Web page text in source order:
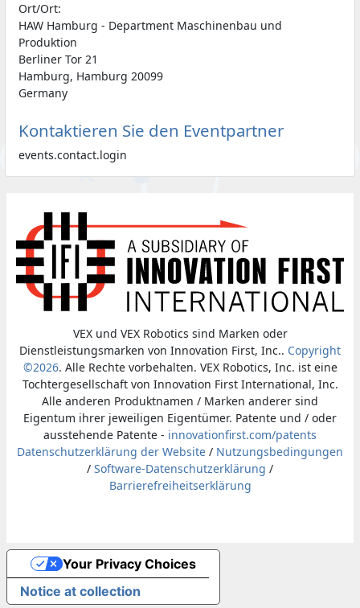
Ort/Ort:
HAW Hamburg - Department Maschinenbau und
Produktion
Berliner Tor 21
Hamburg, Hamburg 20099
Germany
Kontaktieren Sie den Eventpartner
events.contact.login
VEX und VEX Robotics sind Marken oder
Dienstleistungsmarken von Innovation First, Inc.. Copyright
©2026. Alle Rechte vorbehalten. VEX Robotics, Inc. ist eine
Tochtergesellschaft von Innovation First International, Inc.
Alle anderen Produktnamen / Marken anderer sind
Eigentum ihrer jeweiligen Eigentümer. Patente und / oder
ausstehende Patente - innovationfirst.com/patents
Datenschutzerklärung der Website / Nutzungsbedingungen
/ Software-Datenschutzerklärung /
Barrierefreiheitserklärung
Notice at collection
Your Privacy Choices